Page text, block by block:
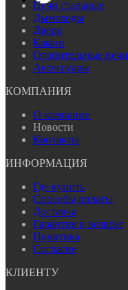
Печи стальные
Дымоходы
Двери
Камни
Отопительные печи
Аксессуары
КОМПАНИЯ
О компании
Новости
Контакты
ИНФОРМАЦИЯ
Где купить
Способы оплаты
Доставка
Гарантия и возврат
Политика
Согласие
КЛИЕНТУ